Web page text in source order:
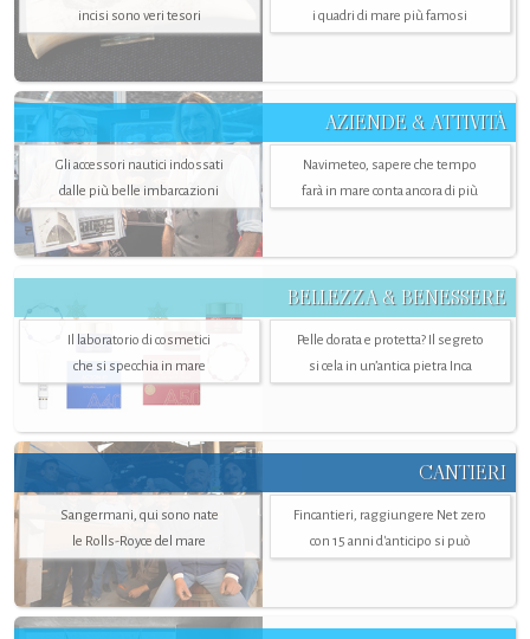
incisi sono veri tesori i quadri di mare più famosi
AZIENDE & ATTIVITÀ
Gli accessori nautici indossati
dalle più belle imbarcazioni
Navimeteo, sapere che tempo
farà in mare conta ancora di più
BELLEZZA & BENESSERE
Il laboratorio di cosmetici
che si specchia in mare
Pelle dorata e protetta? Il segreto
si cela in un’antica pietra Inca
CANTIERI
Sangermani, qui sono nate
le Rolls-Royce del mare
Fincantieri, raggiungere Net zero
con 15 anni d'anticipo si può